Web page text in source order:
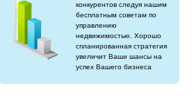
конкурентов следуя нашим
бесплатным советам по
управлению
недвижимостью. Хорошо
спланированная стратегия
увеличит Ваши шансы на
успех Вашего бизнеса